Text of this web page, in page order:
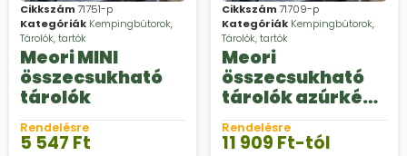
Cikkszám71751-p
Kategóriák Kempingbútorok,
Tárolók, tartók
Meori MINI
összecsukható
tárolók
Rendelésre
5 547 Ft
Cikkszám71709-p
Kategóriák Kempingbútorok,
Tárolók, tartók
Meori
összecsukható
tárolók azúrkék
színben
Rendelésre
11 909 Ft-tól